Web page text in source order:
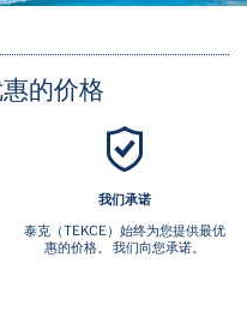
的价格
我们承诺
泰克（TEKCE）始终为您提供最优
惠的价格。 我们向您承诺。